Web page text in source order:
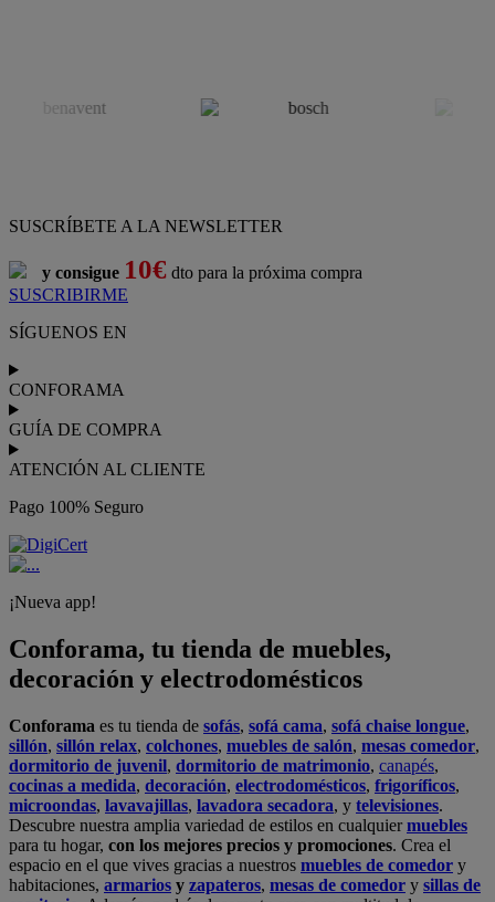
SUSCRÍBETE A LA NEWSLETTER
y consigue 10€ dto para la próxima compra
SUSCRIBIRME
SÍGUENOS EN
CONFORAMA
GUÍA DE COMPRA
ATENCIÓN AL CLIENTE
Pago 100% Seguro
¡Nueva app!
Conforama, tu tienda de muebles,
decoración y electrodomésticos
Conforama es tu tienda de sofás, sofá cama, sofá chaise longue,
sillón, sillón relax, colchones, muebles de salón, mesas comedor,
dormitorio de juvenil, dormitorio de matrimonio, canapés,
cocinas a medida, decoración, electrodomésticos, frigoríficos,
microondas, lavavajillas, lavadora secadora, y televisiones.
Descubre nuestra amplia variedad de estilos en cualquiermuebles
para tu hogar, con los mejores precios y promociones. Crea el
espacio en el que vives gracias a nuestros muebles de comedor y
habitaciones, armarios y zapateros, mesas de comedor y sillas de